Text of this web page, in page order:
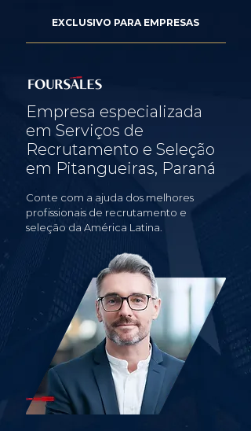
EXCLUSIVO PARA EMPRESAS
Empresa especializada
em Serviços de
Recrutamento e Seleção
em Pitangueiras, Paraná
Conte com a ajuda dos melhores
profissionais de recrutamento e
seleção da América Latina.